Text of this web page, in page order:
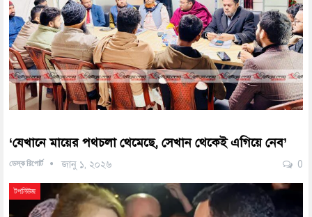
‘যেখানে মায়ের পথচলা থেমেছে, সেখান থেকেই এগিয়ে নেব’
ডেস্ক রিপোর্ট জানু ১, ২০২৬ 0
টপনিউজ